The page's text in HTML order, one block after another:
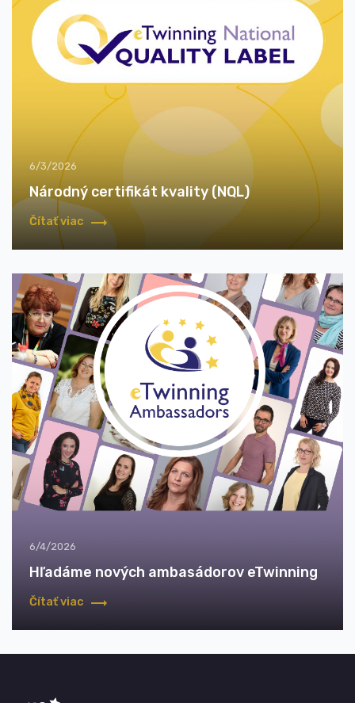
6/3/2026
Národný certifikát kvality (NQL)
Čítať viac
6/4/2026
Hľadáme nových ambasádorov eTwinning
Čítať viac